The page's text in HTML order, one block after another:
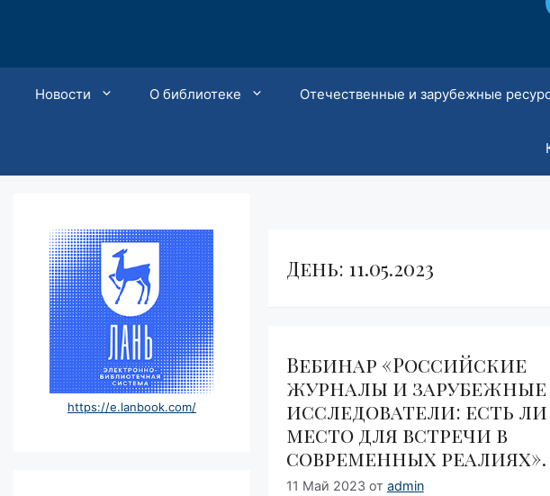
Новости О библиотеке Отечественные и зарубежные
День: 11.05.2023
Вебинар «Российские
журналы и зарубежные
исследователи: есть ли
место для встречи в
современных реалиях».
11 Май 2023 от admin
https://e.lanbook.com/